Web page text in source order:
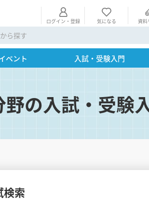
ログイン・登録 気になる 資料
ベント 入試・受験入門
の入試・受験
検索